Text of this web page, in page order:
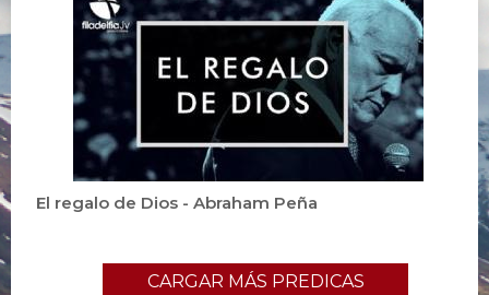
El regalo de Dios - Abraham Peña
CARGAR MÁS PREDICAS